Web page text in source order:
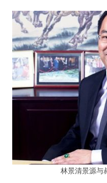
林景清景源与